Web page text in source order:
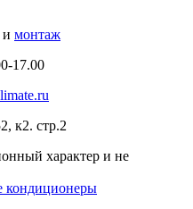
и монтаж
17.00
к2. стр.2
характер и не
кондиционеры